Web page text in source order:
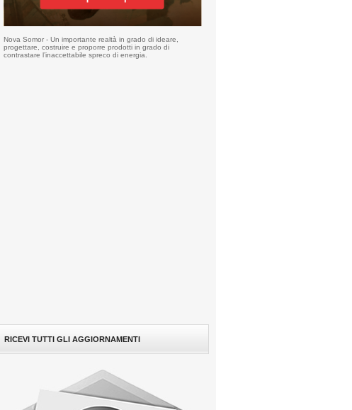
Nova Somor - Un importante realtà in grado di ideare,
progettare, costruire e proporre prodotti in grado di
contrastare l’inaccettabile spreco di energia.
RICEVI TUTTI GLI AGGIORNAMENTI